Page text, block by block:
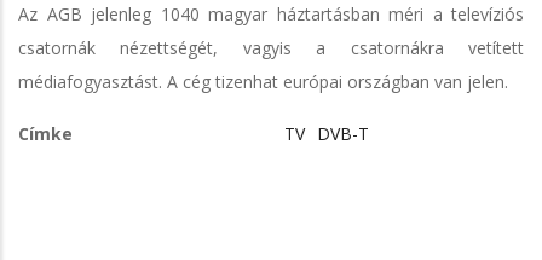
Az AGB jelenleg 1040 magyar háztartásban méri a televíziós
csatornák nézettségét, vagyis a csatornákra vetített
médiafogyasztást. A cég tizenhat európai országban van jelen.
Címke TV DVB-T